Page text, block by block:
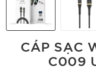
CÁP SẠC
C009